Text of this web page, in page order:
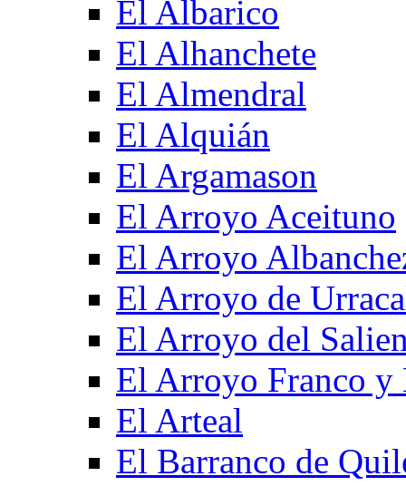
El Albarico
El Alhanchete
El Almendral
El Alquián
El Argamason
El Arroyo Aceituno
El Arroyo
El Arroyo de
El Arroyo del
El Arroyo Franco y
El Arteal
El Barranco de